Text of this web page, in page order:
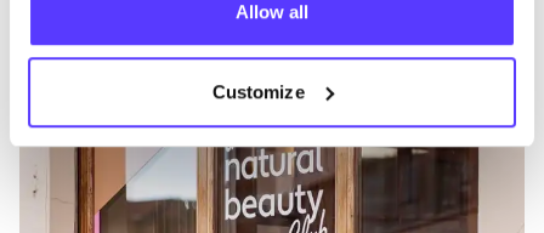
Allow all
Customize
The Natural Beauty Club
Vismarkt 13, Leuven
+1
like